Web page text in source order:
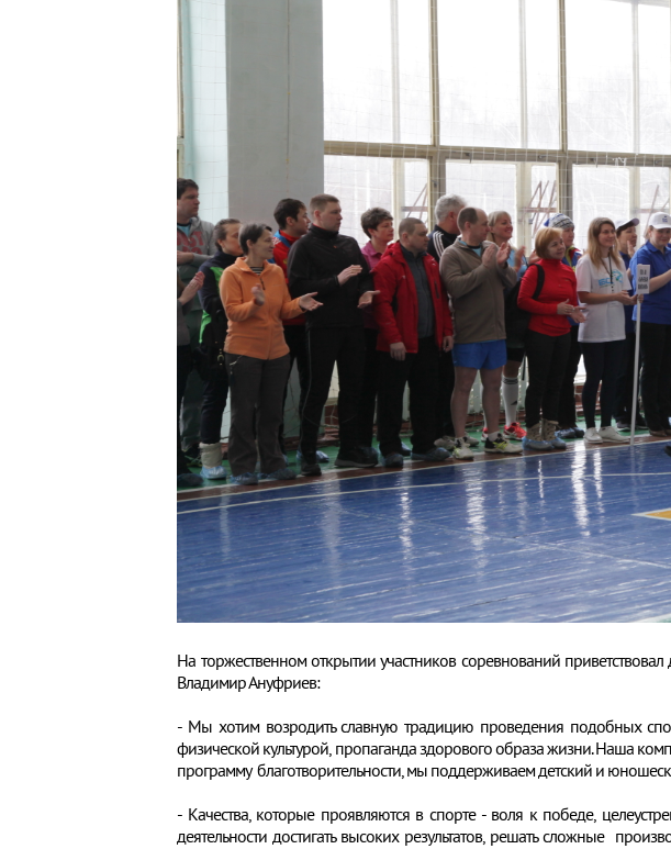
На торжественном открытии участников соревнований
Владимир Ануфриев:
- Мы хотим возродить славную традицию проведения подобных
физической культурой, пропаганда здорового образа жизни. Наша
программу благотворительности, мы поддерживаем детский и
- Качества, которые проявляются в спорте - воля к победе,
деятельности достигать высоких результатов, решать сложные